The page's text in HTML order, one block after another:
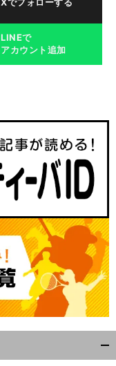
LINEで
アカウント追加